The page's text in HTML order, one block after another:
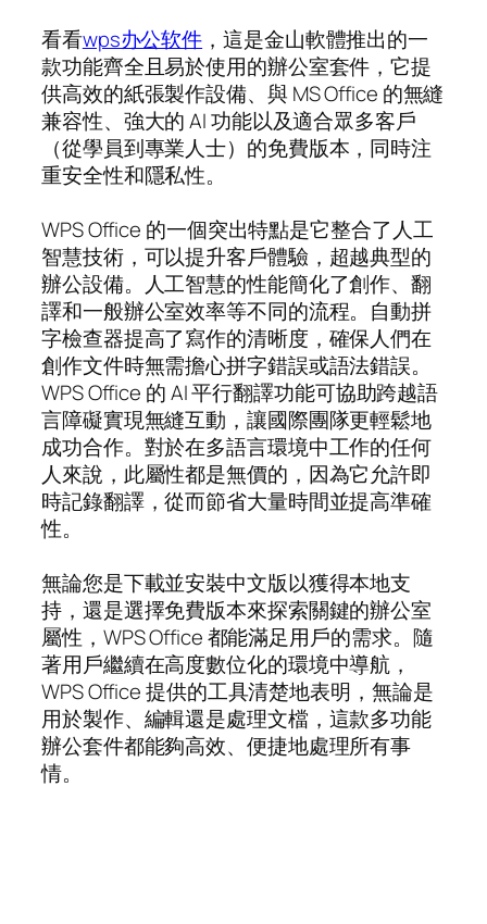
看看wps办公软件 ，這是金山軟體推出的一
款功能齊全且易於使用的辦公室套件，它提
供高效的紙張製作設備、與 MS Office 的無縫
兼容性、強大的 AI 功能以及適合眾多客戶
（從學員到專業人士）的免費版本，同時注
重安全性和隱私性。
WPS Office 的一個突出特點是它整合了人工
智慧技術，可以提升客戶體驗，超越典型的
辦公設備。人工智慧的性能簡化了創作、翻
譯和一般辦公室效率等不同的流程。自動拼
字檢查器提高了寫作的清晰度，確保人們在
創作文件時無需擔心拼字錯誤或語法錯誤。
WPS Office 的 AI 平行翻譯功能可協助跨越語
言障礙實現無縫互動，讓國際團隊更輕鬆地
成功合作。對於在多語言環境中工作的任何
人來說，此屬性都是無價的，因為它允許即
時記錄翻譯，從而節省大量時間並提高準確
性。
無論您是下載並安裝中文版以獲得本地支
持，還是選擇免費版本來探索關鍵的辦公室
屬性，WPS Office 都能滿足用戶的需求。隨
著用戶繼續在高度數位化的環境中導航，
WPS Office 提供的工具清楚地表明，無論是
用於製作、編輯還是處理文檔，這款多功能
辦公套件都能夠高效、便捷地處理所有事
情。